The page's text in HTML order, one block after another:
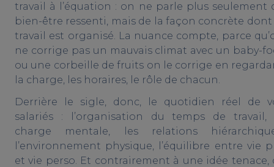
travail à l’équation : on ne parle plus seulement
bien-être ressenti, mais de la façon concrète dont
travail est organisé. La nuance compte, parce
ne corrige pas un mauvais climat avec un baby-
ou une corbeille de fruits on le corrige en
la charge, les horaires, le rôle de chacun.
Derrière le sigle, donc, le quotidien réel de
salariés : l’organisation du temps de travail,
charge mentale, les relations
l’environnement physique, l’équilibre entre vie
et vie perso. Et contrairement à une idée tenace,